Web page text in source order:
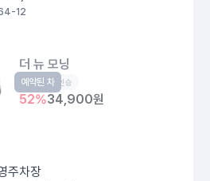
64-12
더 뉴 모닝
경형 5인승
52%34,900원
예약된 차
주차장